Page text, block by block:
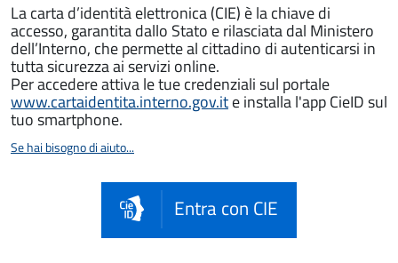
La carta d’identità elettronica (CIE) è la chiave di
accesso, garantita dallo Stato e rilasciata dal Ministero
dell’Interno, che permette al cittadino di autenticarsi in
tutta sicurezza ai servizi online.
Per accedere attiva le tue credenziali sul portale
www.cartaidentita.interno.gov.ite installa l'app CieID sul
tuo smartphone.
Se hai bisogno di aiuto...
Entra con CIE